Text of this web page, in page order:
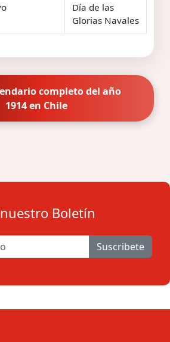
Día de las
Glorias Navales
completo del año
1914 en Chile
Boletín
Suscribete